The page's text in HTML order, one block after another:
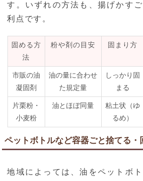
す。いずれの方法も、揚げかす
利点です。
固める方
法
粉や剤の目安 固まり方
市販の油
凝固剤
油の量に合わせ
た規定量
しっかり固
まる
片栗粉・
小麦粉
油とほぼ同量
粘土状（ゆ
るめ）
ペットボトルなど容器ごと捨てる・
地域によっては、油をペットボ